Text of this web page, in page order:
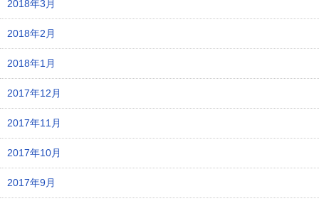
2018年3月
2018年2月
2018年1月
2017年12月
2017年11月
2017年10月
2017年9月